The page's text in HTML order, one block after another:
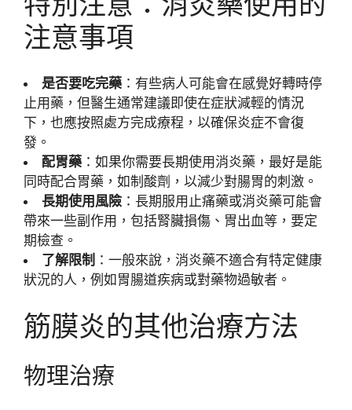
注意事項
是否要吃完藥 ：有些病人可能會在感覺好轉時停
止用藥，但醫生通常建議即使在症狀減輕的情況
下，也應按照處方完成療程，以確保炎症不會復
發。
配胃藥 ：如果你需要長期使用消炎藥，最好是能
同時配合胃藥，如制酸劑，以減少對腸胃的刺激。
長期使用風險 ：長期服用止痛藥或消炎藥可能會
帶來一些副作用，包括腎臟損傷、胃出血等，要定
期檢查。
了解限制 ：一般來說，消炎藥不適合有特定健康
狀況的人，例如胃腸道疾病或對藥物過敏者。
筋膜炎的其他治療方法
物理治療